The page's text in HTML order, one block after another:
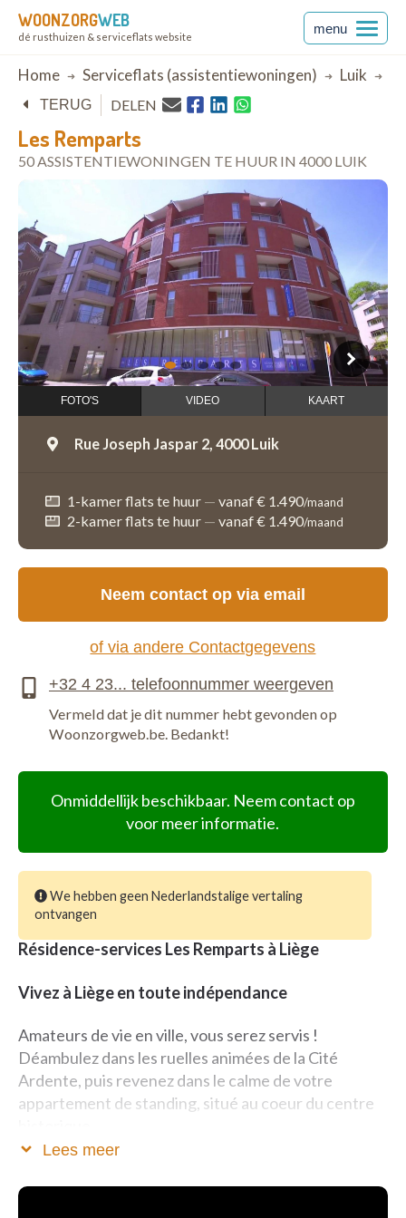
WOONZORGWEB
dé rusthuizen & serviceflats website
menu
Breadcrumb
Home Serviceflats (assistentiewoningen) Luik
Les Remparts
50 ASSISTENTIEWONINGEN TE HUUR IN 4000 LUIK
TERUG DELEN
1 2 3 4 5
FOTO'S VIDEO KAART
Rue Joseph Jaspar 2, 4000 Luik
1-kamer flats te huur — vanaf € 1.490/maand
2-kamer flats te huur — vanaf € 1.490/maand
Onmiddellijk beschikbaar. Neem contact op
voor meer informatie.
We hebben geen Nederlandstalige vertaling
ontvangen
Résidence-services Les Remparts à Liège
Vivez à Liège en toute indépendance
Amateurs de vie en ville, vous serez servis !
Déambulez dans les ruelles animées de la Cité
Ardente, puis revenez dans le calme de votre
appartement de standing, situé au coeur du centre
un menu frais et raffiné, concocté sur place, en
Lees meer
Neem contact op via email
of via andere Contactgegevens
Vermeld dat je dit nummer hebt gevonden op
Woonzorgweb.be. Bedankt!